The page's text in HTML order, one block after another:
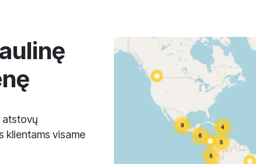
atstovų
klientams visame